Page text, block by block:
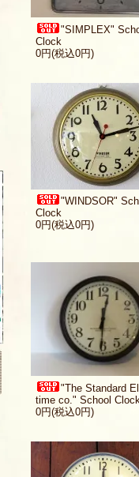
"SIMPLEX"
Clock
0円(税込0円)
"WINDSOR"
Clock
0円(税込0円)
"The Standard
time co." School
0円(税込0円)